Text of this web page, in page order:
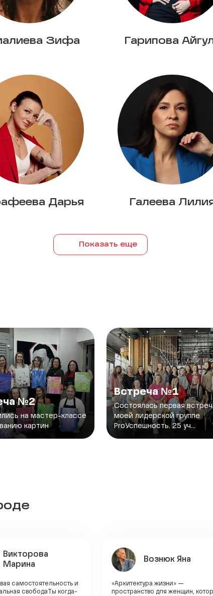
Зифа Гарипова
Дарья Галеева
Показать еще
№2
на мастер-классе
картин
Встреча №1
Состоялась первая
моей лидерской группе
ProУспешность. 25 уч...
Викторова
Марина
самостоятельность и
свободаТы когда-
Вознюк Яна
«Архитектура жизни» —
пространство для женщин,